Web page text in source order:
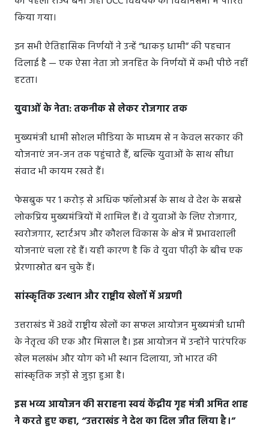
किया गया।
इन सभी ऐतिहासिक निर्णयों ने उन्हें “धाकड़ धामी” की पहचान
दिलाई है — एक ऐसा नेता जो जनहित के निर्णयों में कभी पीछे नहीं
हटता।
युवाओं के नेता: तकनीक से लेकर रोजगार तक
मुख्यमंत्री धामी सोशल मीडिया के माध्यम से न केवल सरकार की
योजनाएं जन-जन तक पहुंचाते हैं, बल्कि युवाओं के साथ सीधा
संवाद भी कायम रखते हैं।
फेसबुक पर 1 करोड़ से अधिक फॉलोअर्स के साथ वे देश के सबसे
लोकप्रिय मुख्यमंत्रियों में शामिल हैं। वे युवाओं के लिए रोजगार,
स्वरोजगार, स्टार्टअप और कौशल विकास के क्षेत्र में प्रभावशाली
योजनाएं चला रहे हैं। यही कारण है कि वे युवा पीढ़ी के बीच एक
प्रेरणास्रोत बन चुके हैं।
सांस्कृतिक उत्थान और राष्ट्रीय खेलों में अग्रणी
उत्तराखंड में 38वें राष्ट्रीय खेलों का सफल आयोजन मुख्यमंत्री धामी
के नेतृत्व की एक और मिसाल है। इस आयोजन में उन्होंने पारंपरिक
खेल मलखंभ और योग को भी स्थान दिलाया, जो भारत की
सांस्कृतिक जड़ों से जुड़ा हुआ है।
इस भव्य आयोजन की सराहना स्वयं केंद्रीय गृह मंत्री अमित शाह
ने करते हुए कहा, “उत्तराखंड ने देश का दिल जीत लिया है।”